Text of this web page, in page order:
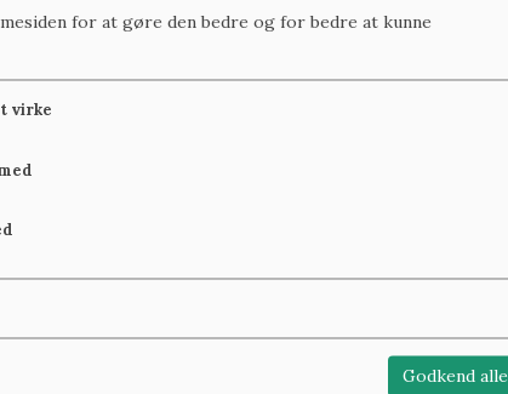
for at gøre den bedre og for bedre at kunne
virke
Godkend alle